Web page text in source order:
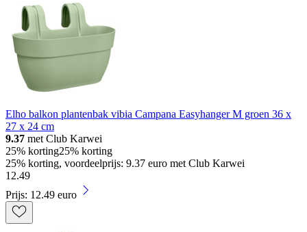
Elho balkon plantenbak vibia Campana Easyhanger M groen 36 x
27 x 24 cm
9.37 met Club Karwei
25% korting25% korting
25% korting, voordeelprijs: 9.37 euro met Club Karwei
12.49
Prijs: 12.49 euro